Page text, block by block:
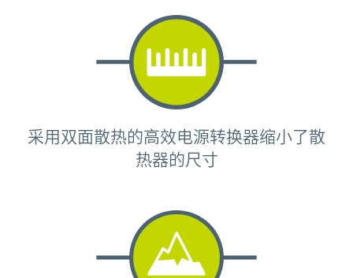
采用双面散热的高效电源转换器缩小了散
热器的尺寸